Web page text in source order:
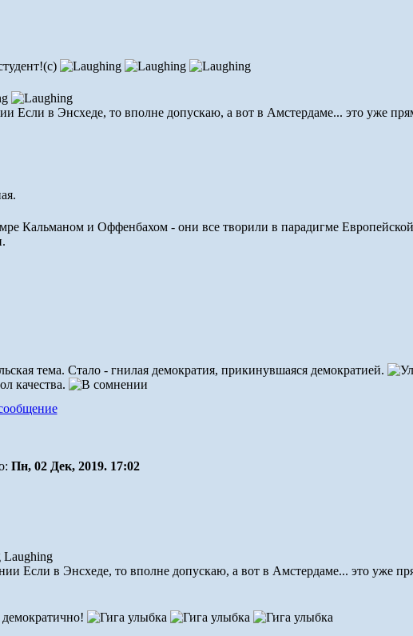
Если в Энсхеде, то вполне допускаю, а вот в Амстердаме... это уже
Кальманом и Оффенбахом - они все творили в парадигме Европейской
тема. Стало - гнилая демократия, прикинувшаяся демократией.
качества.
Пн, 02 Дек, 2019. 17:02
Laughing
Если в Энсхеде, то вполне допускаю, а вот в Амстердаме... это уже